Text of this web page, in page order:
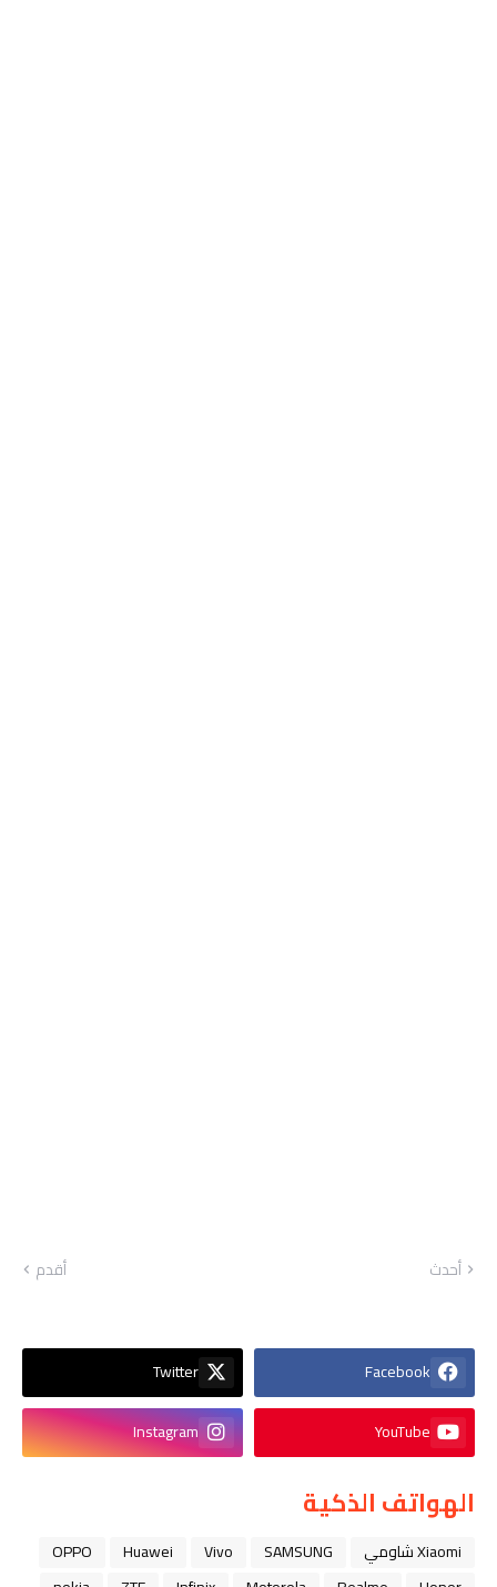
أحدث أقدم
Facebook
Twitter
YouTube
Instagram
الهواتف الذكية
Xiaomi شاومي SAMSUNG
Vivo
Huawei
OPPO